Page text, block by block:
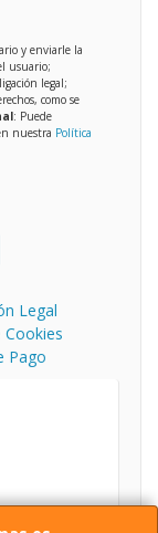
y enviarle la
usuario;
legal;
como se
: Puede
nuestra Política
Legal
Cookies
Pago